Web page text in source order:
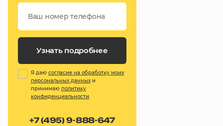
Узнать подробнее
Я даю согласие на обработку моих
персональных данных и
принимаю политику
конфиденциальности.
+7 (495) 9-888-647